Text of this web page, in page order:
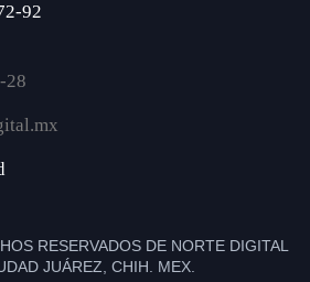
92
28
RESERVADOS DE NORTE DIGITAL
JUÁREZ, CHIH. MEX.